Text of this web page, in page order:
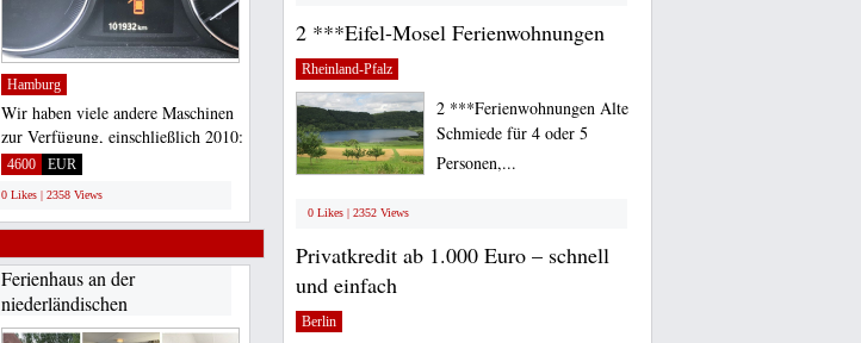
Hamburg
Wir haben viele andere Maschinen
zur Verfügung, einschließlich 2010:
101.932 km Energie...
4600 EUR
0 Likes | 2358 Views
Ferienhaus an der
niederländischen
Nordseeküste...
2 ***Eifel-Mosel Ferienwohnungen
Rheinland-Pfalz
2 ***Ferienwohnungen Alte
Schmiede für 4 oder 5
Personen,...
0 Likes | 2352 Views
Privatkredit ab 1.000 Euro – schnell
und einfach
Berlin